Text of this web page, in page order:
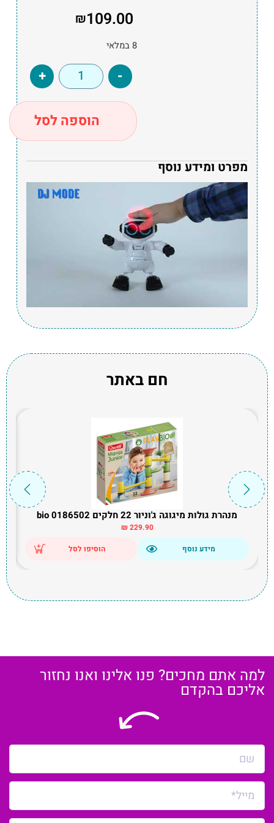
109.00
₪
8 במלאי
-
+
הוספה לסל
מפרט ומידע נוסף
חם באתר
מנהרת גולות מיגוגה ג'וניור 22 חלקים bio 0186502
229.90
₪
מידע נוסף
הוסיפו לסל
למה אתם מחכים? פנו אלינו ואנו נחזור
אליכם בהקדם